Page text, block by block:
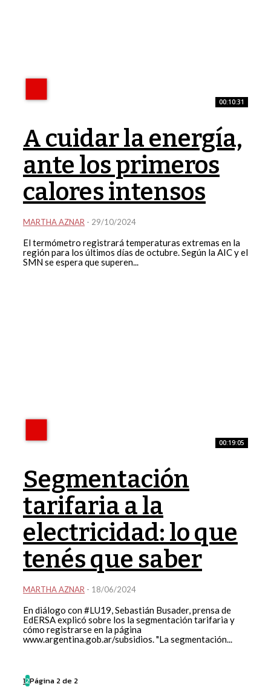
00:10:31
A cuidar la energía,
ante los primeros
calores intensos
MARTHA AZNAR - 29/10/2024
El termómetro registrará temperaturas extremas en la
región para los últimos días de octubre. Según la AIC y el
SMN se espera que superen...
00:19:05
Segmentación
tarifaria a la
electricidad: lo que
tenés que saber
MARTHA AZNAR - 18/06/2024
En diálogo con #LU19, Sebastián Busader, prensa de
EdERSA explicó sobre los la segmentación tarifaria y
cómo registrarse en la página
www.argentina.gob.ar/subsidios. "La segmentación...
12Página 2 de 2